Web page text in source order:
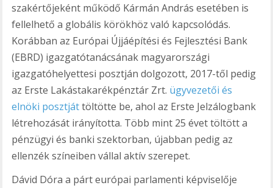
szakértőjeként működő Kármán András esetében is
fellelhető a globális körökhöz való kapcsolódás.
Korábban az Európai Újjáépítési és Fejlesztési Bank
(EBRD) igazgatótanácsának magyarországi
igazgatóhelyettesi posztján dolgozott, 2017-től pedig
az Erste Lakástakarékpénztár Zrt. ügyvezetői és
elnöki posztjáttöltötte be, ahol az Erste Jelzálogbank
létrehozását irányította. Több mint 25 évet töltött a
pénzügyi és banki szektorban, újabban pedig az
ellenzék színeiben vállal aktív szerepet.
Dávid Dóra a párt európai parlamenti képviselője